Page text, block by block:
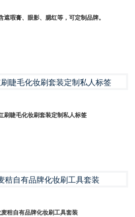
遮瑕膏、眼影、腮红等，可定制品牌。
刷睫毛化妆刷套装定制私人标签
麦秸自有品牌化妆刷工具套装